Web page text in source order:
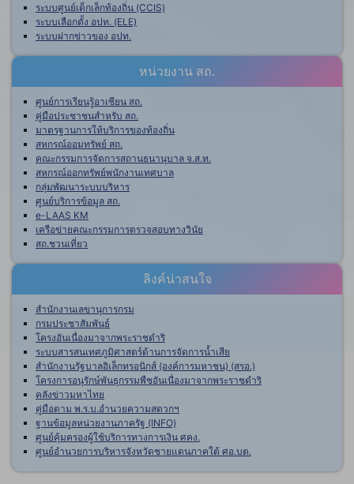
ระบบศูนย์เด็กเล็กท้องถิ่น (CCIS)
ระบบเลือกตั้ง อปท. (ELE)
ระบบฝากข่าวของ อปท.
หน่วยงาน สถ.
ศูนย์การเรียนรู้อาเซียน สถ.
คู่มือประชาชนสำหรับ สถ.
มาตรฐานการให้บริการของท้องถิ่น
สหกรณ์ออมทรัพย์ สถ.
คณะกรรมการจัดการสถานธนานุบาล จ.ส.ท.
สหกรณ์ออกทรัพย์พนักงานเทศบาล
กลุ่มพัฒนาระบบบริหาร
ศูนย์บริการข้อมูล สถ.
e-LAAS KM
เครือข่ายคณะกรรมการตรวจสอบทางวินัย
สถ.ชวนเที่ยว
ลิงค์น่าสนใจ
สำนักงานเลขานุการกรม
กรมประชาสัมพันธ์
โครงอันเนื่องมาจากพระราชดำริ
ระบบสารสนเทศภูมิศาสตร์ด้านการจัดการน้ำเสีย
สำนักงานรัฐบาลอิเล็กทรอนิกส์ (องค์การมหาชน) (สรอ.)
โครงการอนุรักษ์พันธุกรรมพืชอันเนื่องมาจากพระราชดำริ
คลังข่าวมหาไทย
คู่มือตาม พ.ร.บ.อำนวยความสดวกฯ
ฐานข้อมูลหน่วยงานภาครัฐ (INFO)
ศูนย์คุ้มครองผู้ใช้บริการทางการเงิน ศคง.
ศูนย์อำนวยการบริหารจังหวัดชายแดนภาคใต้ ศอ.บต.